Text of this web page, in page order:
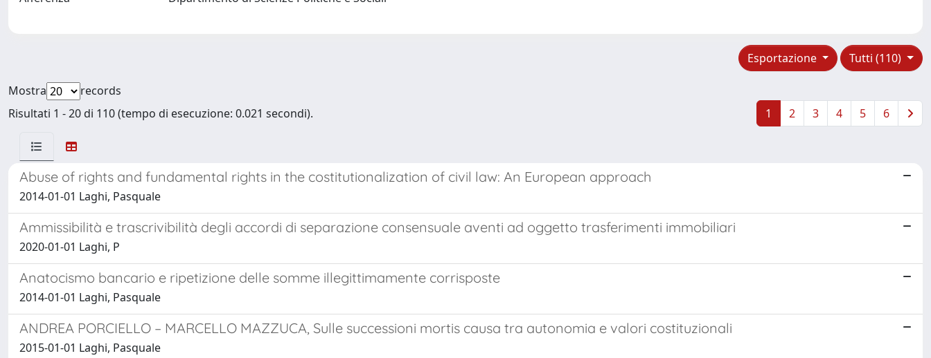
Tutti (110)
Esportazione
Mostra
records
Risultati 1 - 20 di 110 (tempo di esecuzione: 0.021 secondi).
1 2 3 4 5 6
Abuse of rights and fundamental rights in the costitutionalization of civil law: An European approach
2014-01-01 Laghi, Pasquale
Ammissibilità e trascrivibilità degli accordi di separazione consensuale aventi ad oggetto trasferimenti immobiliari
2020-01-01 Laghi, P
Anatocismo bancario e ripetizione delle somme illegittimamente corrisposte
2014-01-01 Laghi, Pasquale
ANDREA PORCIELLO – MARCELLO MAZZUCA, Sulle successioni mortis causa tra autonomia e valori costituzionali
2015-01-01 Laghi, Pasquale